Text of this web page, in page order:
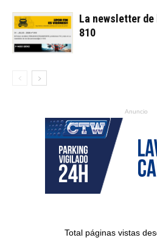
La newsletter de
810
Anuncio
Total páginas vistas